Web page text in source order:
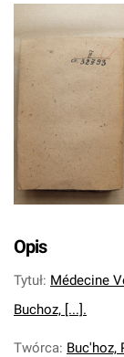
Opis
Tytuł: Médecine
Buchoz, [...].
Twórca: Buc'hoz,